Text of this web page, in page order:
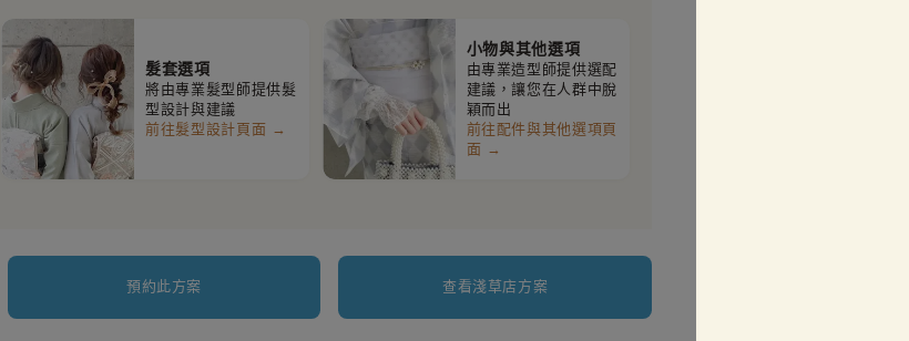
髮套選項
將由專業髮型師提供髮
型設計與建議
前往髮型設計頁面 →
小物與其他選項
由專業造型師提供選配
建議，讓您在人群中脫
穎而出
前往配件與其他選項頁
面 →
預約此方案 查看淺草店方案